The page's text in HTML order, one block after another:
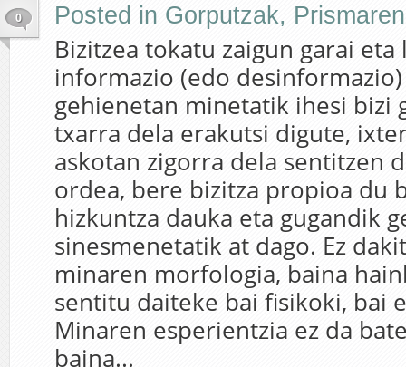
0 Posted in Gorputzak,
Bizitzea tokatu zaigun garai
informazio (edo
gehienetan minetatik ihesi bizi
txarra dela erakutsi digute,
askotan zigorra dela sentitzen
ordea, bere bizitza propioa du
hizkuntza dauka eta gugandik
sinesmenetatik at dago. Ez
minaren morfologia, baina
sentitu daiteke bai fisikoki, bai
Minaren esperientzia ez da
baina...